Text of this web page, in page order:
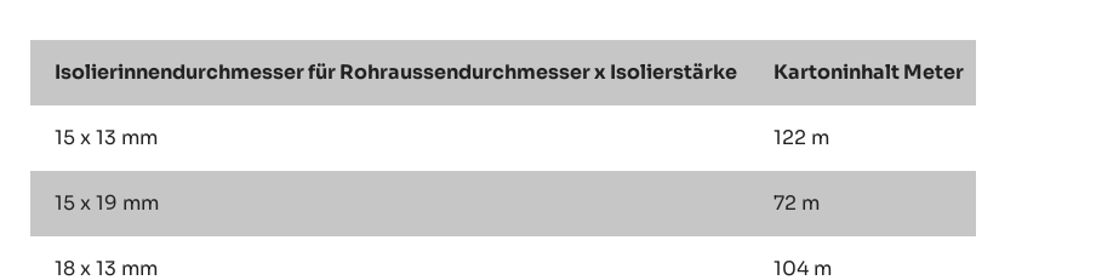
Isolierinnendurchmesser für Rohraussendurchmesser x Isolierstärke Kartoninhalt Meter
15 x 13 mm 122 m
15 x 19 mm 72 m
18 x 13 mm 104 m